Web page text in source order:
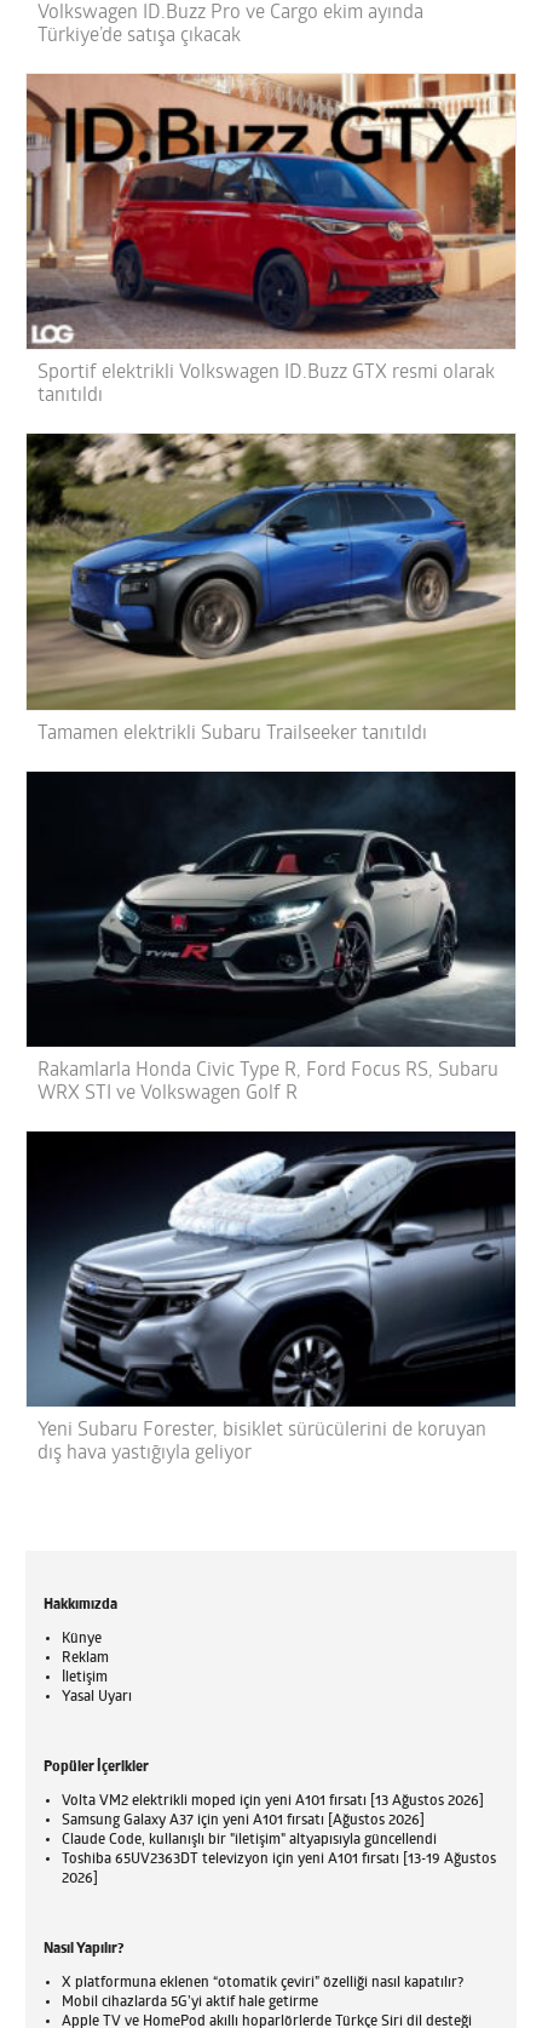
Volkswagen ID.Buzz Pro ve Cargo ekim ayında
Türkiye’de satışa çıkacak
Sportif elektrikli Volkswagen ID.Buzz GTX resmi olarak
tanıtıldı
Tamamen elektrikli Subaru Trailseeker tanıtıldı
Rakamlarla Honda Civic Type R, Ford Focus RS, Subaru
WRX STI ve Volkswagen Golf R
Yeni Subaru Forester, bisiklet sürücülerini de koruyan
dış hava yastığıyla geliyor
Hakkımızda
Künye
Reklam
İletişim
Yasal Uyarı
Popüler İçerikler
Volta VM2 elektrikli moped için yeni A101 fırsatı [13 Ağustos 2026]
Samsung Galaxy A37 için yeni A101 fırsatı [Ağustos 2026]
Claude Code, kullanışlı bir "iletişim" altyapısıyla güncellendi
Toshiba 65UV2363DT televizyon için yeni A101 fırsatı [13-19 Ağustos
2026]
Nasıl Yapılır?
X platformuna eklenen “otomatik çeviri” özelliği nasıl kapatılır?
Mobil cihazlarda 5G’yi aktif hale getirme
Apple TV ve HomePod akıllı hoparlörlerde Türkçe Siri dil desteği